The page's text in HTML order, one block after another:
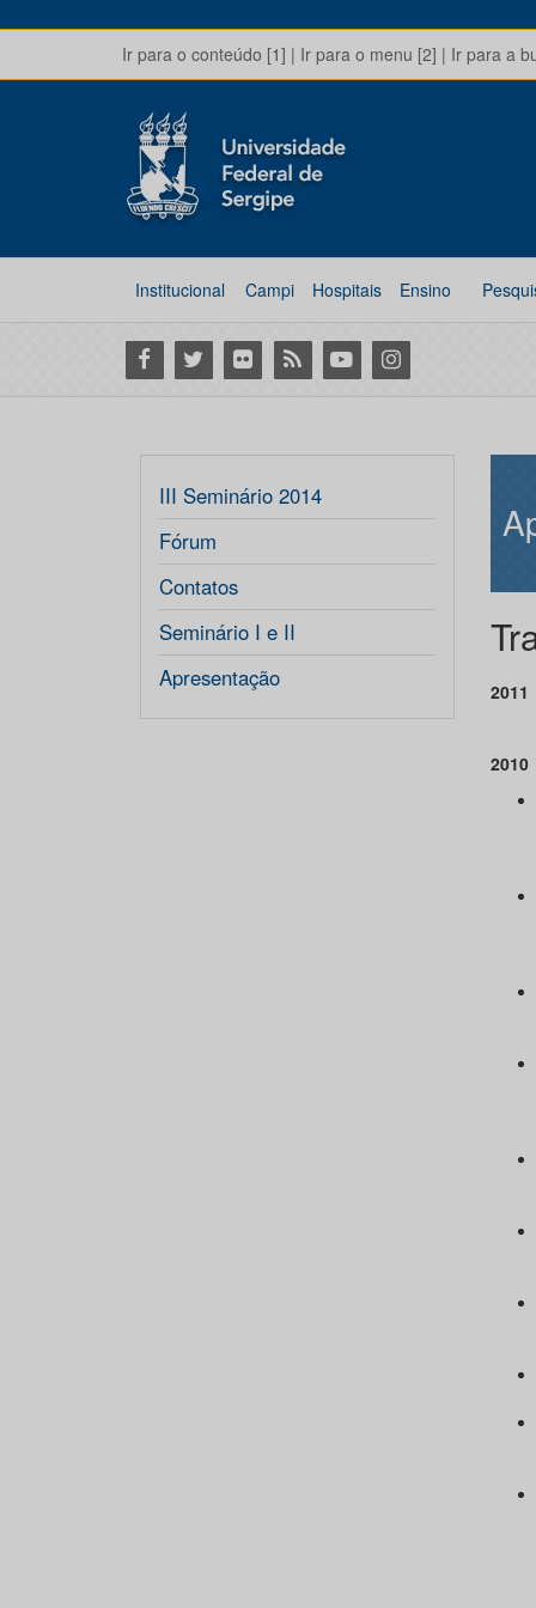
Ir para o conteúdo [1] | Ir para o menu [2] | Ir para a
Institucional Campi Hospitais Ensino
Facebook
Twitter Flickr RSS YoutubeInstagram
III Seminário 2014
Fórum
Contatos
Seminário I e II
Apresentação
2011
2010